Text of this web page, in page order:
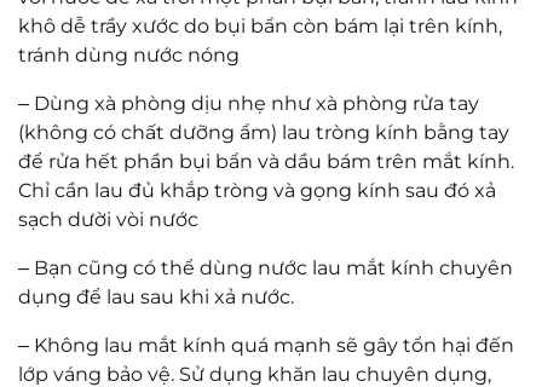
khô dễ trầy xước do bụi bẩn còn bám lại trên kính,
tránh dùng nước nóng
– Dùng xà phòng dịu nhẹ như xà phòng rửa tay
(không có chất dưỡng ẩm) lau tròng kính bằng tay
để rửa hết phần bụi bẩn và dầu bám trên mắt kính.
Chỉ cần lau đủ khắp tròng và gọng kính sau đó xả
sạch dười vòi nước
– Bạn cũng có thể dùng nước lau mắt kính chuyên
dụng để lau sau khi xả nước.
– Không lau mắt kính quá mạnh sẽ gây tổn hại đến
lớp váng bảo vệ. Sử dụng khăn lau chuyên dụng,